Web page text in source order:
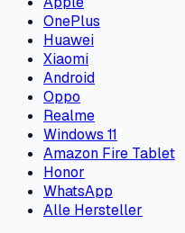
OnePlus
Huawei
Xiaomi
Android
Oppo
Realme
Windows 11
Amazon Fire Tablet
Honor
WhatsApp
Alle Hersteller